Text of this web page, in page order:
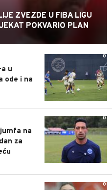
ZVEZDE U FIBA LIGU
POKVARIO PLAN
0
u
ode i na
0
na
za
0